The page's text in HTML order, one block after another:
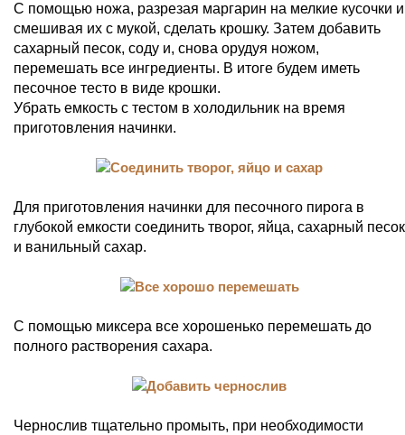
С помощью ножа, разрезая маргарин на мелкие кусочки и
смешивая их с мукой, сделать крошку. Затем добавить
сахарный песок, соду и, снова орудуя ножом,
перемешать все ингредиенты. В итоге будем иметь
песочное тесто в виде крошки.
Убрать емкость с тестом в холодильник на время
приготовления начинки.
Для приготовления начинки для песочного пирога в
глубокой емкости соединить творог, яйца, сахарный песок
и ванильный сахар.
С помощью миксера все хорошенько перемешать до
полного растворения сахара.
Чернослив тщательно промыть, при необходимости